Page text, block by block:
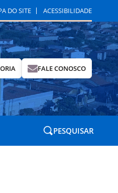
DO SITE ACESSIBILIDADE
FALE CONOSCO
PESQUISAR